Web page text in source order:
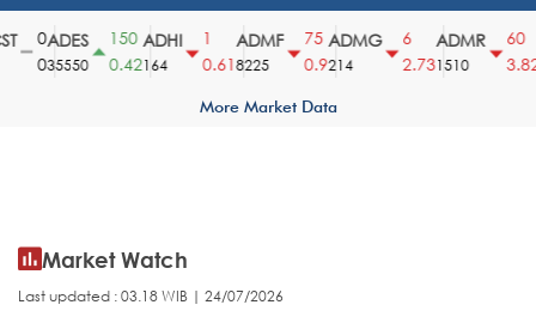
ADES
35550
150
0.42
ADHI
164
0.61
ADMF
8225
75
0.9
ADMG
214
2.73
ADMR
1510
60
3.82
More Market Data
Market Watch
Last updated : 03.18 WIB | 24/07/2026